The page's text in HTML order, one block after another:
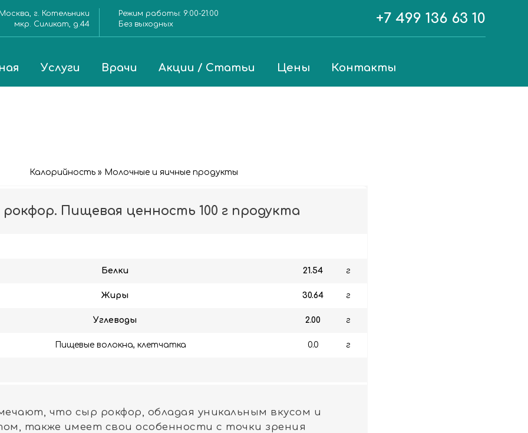
г. Котельники
мкр. Силикат, д.44
Режим работы: 9:00-21:00
Без выходных
+7 499 136 63 10
Услуги Врачи Акции / Статьи Цены Контакты
Калорийность » Молочные и яичные продукты
Пищевая ценность 100 г продукта
Белки 21.54 г
Жиры 30.64 г
Углеводы 2.00 г
Пищевые волокна, клетчатка 0.0 г
что сыр рокфор, обладая уникальным вкусом и
также имеет свои особенности с точки зрения